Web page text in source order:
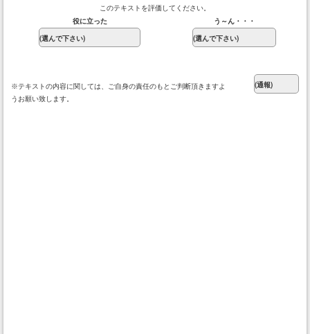
このテキストを評価してください。
役に立った
う～ん・・・
※テキストの内容に関しては、ご自身の責任のもとご判断頂きますよ
うお願い致します。